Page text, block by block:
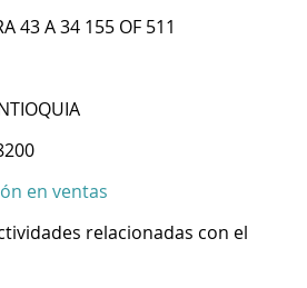
43 A 34 155 OF 511
en ventas
relacionadas con el